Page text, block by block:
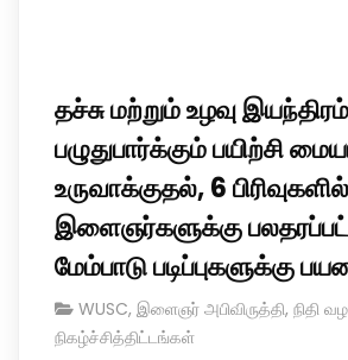
தச்சு மற்றும் உழவு இயந்திரம்
பழுதுபார்க்கும் பயிற்சி
உருவாக்குதல், 6
இளைஞர்களுக்கு
மேம்பாடு படிப்புகளுக்கு
WUSC, இளைஞர் அபிவிருத்தி, நிதி
நிகழ்ச்சித்திட்டங்கள்